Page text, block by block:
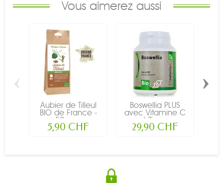
Vous aimerez aussi
Aubier de Tilleul
BIO de France -
50g -...
5,90 CHF
Boswellia PLUS
avec Vitamine C
et Zinc,...
29,90 CHF
‹ ›